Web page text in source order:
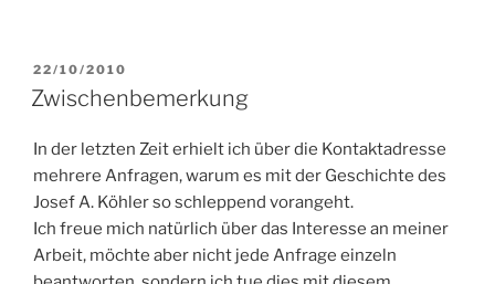
VERÖFFENTLICHT
AM
22/10/2010
Zwischenbemerkung
In der letzten Zeit erhielt ich über die Kontaktadresse
mehrere Anfragen, warum es mit der Geschichte des
Josef A. Köhler so schleppend vorangeht.
Ich freue mich natürlich über das Interesse an meiner
Arbeit, möchte aber nicht jede Anfrage einzeln